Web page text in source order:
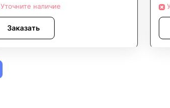
Уточните наличие
Заказать